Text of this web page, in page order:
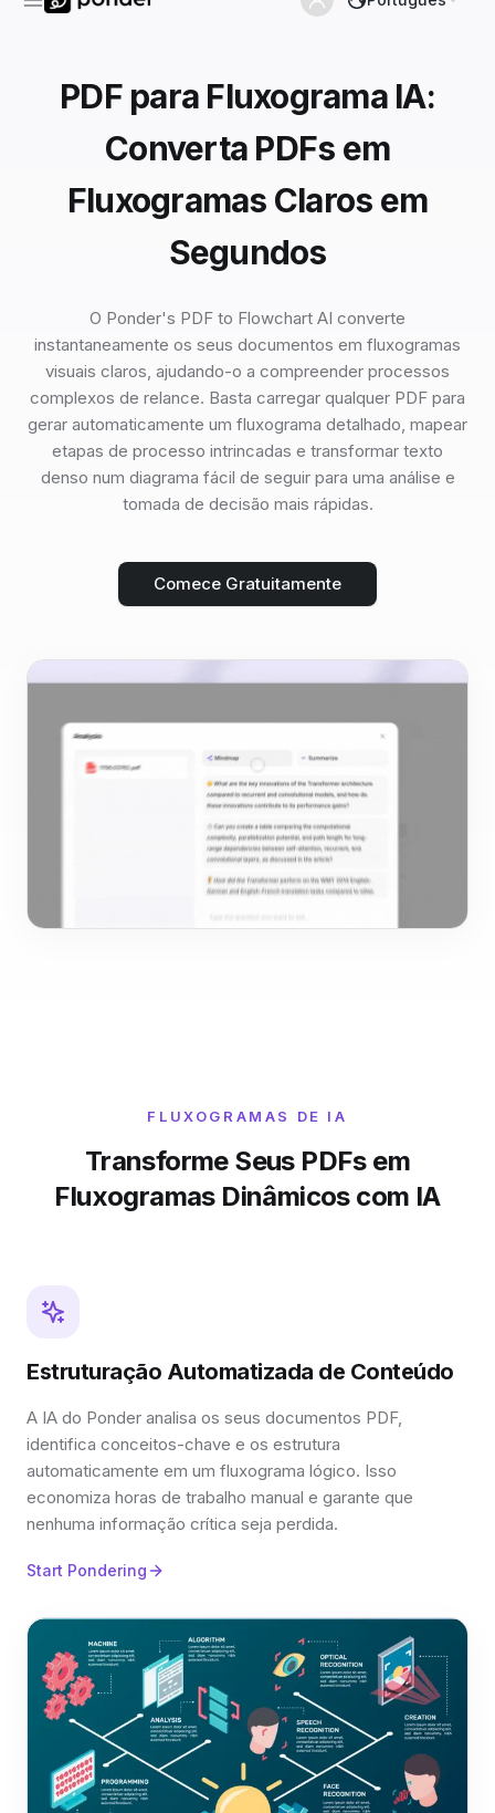
PDF para Fluxograma IA:
Converta PDFs em
Fluxogramas Claros em
Segundos
O Ponder's PDF to Flowchart AI converte
instantaneamente os seus documentos em fluxogramas
visuais claros, ajudando-o a compreender processos
complexos de relance. Basta carregar qualquer PDF para
gerar automaticamente um fluxograma detalhado, mapear
etapas de processo intrincadas e transformar texto
denso num diagrama fácil de seguir para uma análise e
tomada de decisão mais rápidas.
Comece Gratuitamente
FLUXOGRAMAS DE IA
Transforme Seus PDFs em
Fluxogramas Dinâmicos com IA
Estruturação Automatizada de Conteúdo
A IA do Ponder analisa os seus documentos PDF,
identifica conceitos-chave e os estrutura
automaticamente em um fluxograma lógico. Isso
economiza horas de trabalho manual e garante que
nenhuma informação crítica seja perdida.
Start Pondering